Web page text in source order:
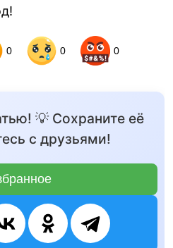
0 0 0
💡 Сохраните её
с друзьями!